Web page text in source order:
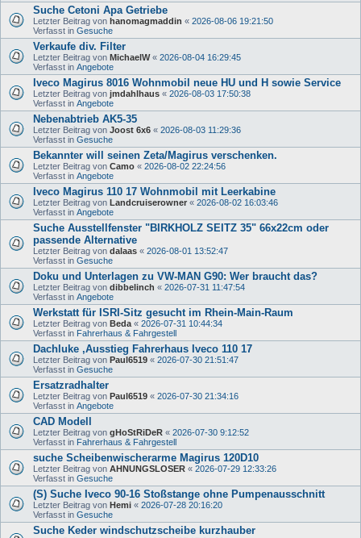
Suche Cetoni Apa Getriebe
Letzter Beitrag von hanomagmaddin « 2026-08-06 19:21:50
Verfasst in Gesuche
Verkaufe div. Filter
Letzter Beitrag von MichaelW« 2026-08-04 16:29:45
Verfasst in Angebote
Iveco Magirus 8016 Wohnmobil neue HU und H sowie Service
Letzter Beitrag von jmdahlhaus « 2026-08-03 17:50:38
Verfasst in Angebote
Nebenabtrieb AK5-35
Letzter Beitrag von Joost 6x6 « 2026-08-03 11:29:36
Verfasst in Gesuche
Bekannter will seinen Zeta/Magirus verschenken.
Letzter Beitrag von Camo « 2026-08-02 22:24:56
Verfasst in Angebote
Iveco Magirus 110 17 Wohnmobil mit Leerkabine
Letzter Beitrag von Landcruiserowner « 2026-08-02 16:03:46
Verfasst in Angebote
Suche Ausstellfenster "BIRKHOLZ SEITZ 35" 66x22cm oder
passende Alternative
Letzter Beitrag von dalaas « 2026-08-01 13:52:47
Verfasst in Gesuche
Doku und Unterlagen zu VW-MAN G90: Wer braucht das?
Letzter Beitrag von dibbelinch « 2026-07-31 11:47:54
Verfasst in Angebote
Werkstatt für ISRI-Sitz gesucht im Rhein-Main-Raum
Letzter Beitrag von Beda « 2026-07-31 10:44:34
Verfasst in Fahrerhaus & Fahrgestell
Dachluke ,Ausstieg Fahrerhaus Iveco 110 17
Letzter Beitrag von Paul6519 « 2026-07-30 21:51:47
Verfasst in Gesuche
Ersatzradhalter
Letzter Beitrag von Paul6519 « 2026-07-30 21:34:16
Verfasst in Angebote
CAD Modell
Letzter Beitrag von gHoStRiDeR « 2026-07-30 9:12:52
Verfasst in Fahrerhaus & Fahrgestell
suche Scheibenwischerarme Magirus 120D10
Letzter Beitrag von AHNUNGSLOSER « 2026-07-29 12:33:26
Verfasst in Gesuche
(S) Suche Iveco 90-16 Stoßstange ohne Pumpenausschnitt
Letzter Beitrag von Hemi « 2026-07-28 20:16:20
Verfasst in Gesuche
Suche Keder windschutzscheibe kurzhauber